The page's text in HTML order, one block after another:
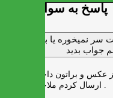
پاسخ به سوالات شما
نميخوره يا برنميگرده
جواب بديد
عکس و براتون داخل واتس اپ
ارسال کردم ملاحظه بفرمایید .